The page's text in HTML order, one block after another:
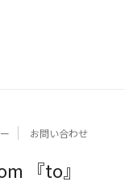
お問い合わせ
『to』